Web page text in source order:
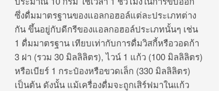
ซึ่งดื่มมาตรฐานของแอลกอฮอล์แต่ละประเภทต่าง
กัน ขึ้นอยู่กับดีกรีของแอลกอฮอล์ประเภทนั้นๆ เช่น
1 ดื่มมาตรฐาน เทียบเท่ากับการดื่มวิสกี้หรือวอดก้า
3 ฝา (รวม 30 มิลลิลิตร), ไวน์ 1 แก้ว (100 มิลลิลิตร)
หรือเบียร์ 1 กระป๋องหรือขวดเล็ก (330 มิลลิลิตร)
เป็นต้น ดังนั้น แม้เครื่องดื่มจะถูกเสิร์ฟมาในแก้ว